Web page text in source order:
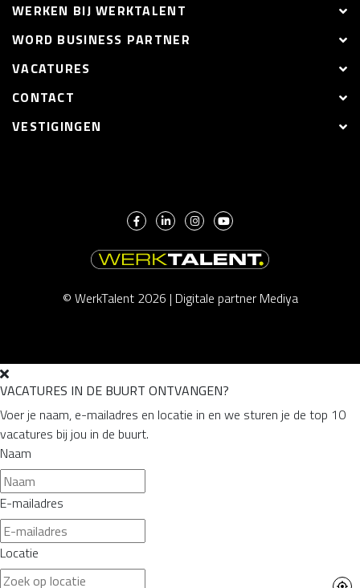
WERKEN BIJ WERKTALENT
WORD BUSINESS PARTNER
VACATURES
CONTACT
VESTIGINGEN
© WerkTalent 2026 | Digitale partner Mediya
VACATURES IN DE BUURT ONTVANGEN?
Voer je naam, e-mailadres en locatie in en we sturen je de top 10
vacatures bij jou in de buurt.
Naam
E-mailadres
Locatie